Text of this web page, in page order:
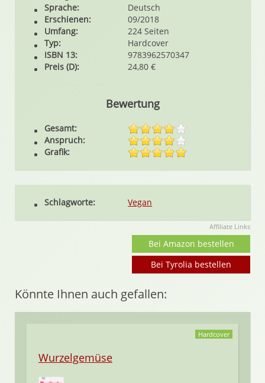
Sprache:
Deutsch
Erschienen:
09/2018
Umfang:
224 Seiten
Typ:
Hardcover
ISBN 13:
9783962570347
Preis (D):
24,80 €
Bewertung
Gesamt:
Anspruch:
Grafik:
Schlagworte: Vegan
Affiliate Links
Bei Amazon bestellen
Bei Tyrolia bestellen
Könnte Ihnen auch gefallen:
Hardcover
Wurzelgemüse